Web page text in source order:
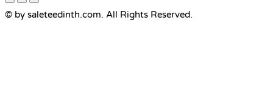
© by saleteedinth.com. All Rights Reserved.